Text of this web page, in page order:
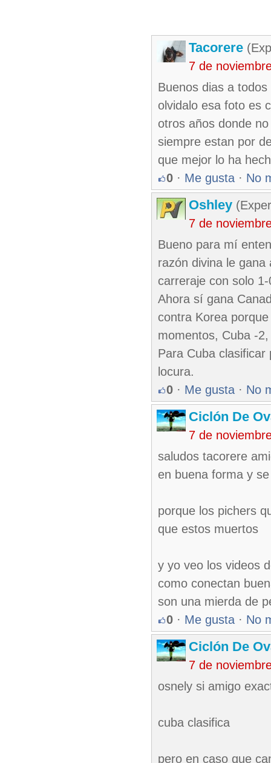
Tacorere
7 de
Buenos dias a
olvidalo esa foto es
otros años donde
siempre estan por
que mejor lo ha
0 · Me gusta · No
Oshley
7 de
Bueno para mí
razón divina le
carreraje con solo
Ahora sí gana
contra Korea
momentos, Cuba -
Para Cuba
locura.
0 · Me gusta · No
Ciclón De
7 de
saludos tacorere
en buena forma y
porque los pichers
que estos muertos
y yo veo los videos
como conectan
son una mierda de
0 · Me gusta · No
Ciclón De
7 de
osnely si amigo
cuba clasifica
pero en caso que